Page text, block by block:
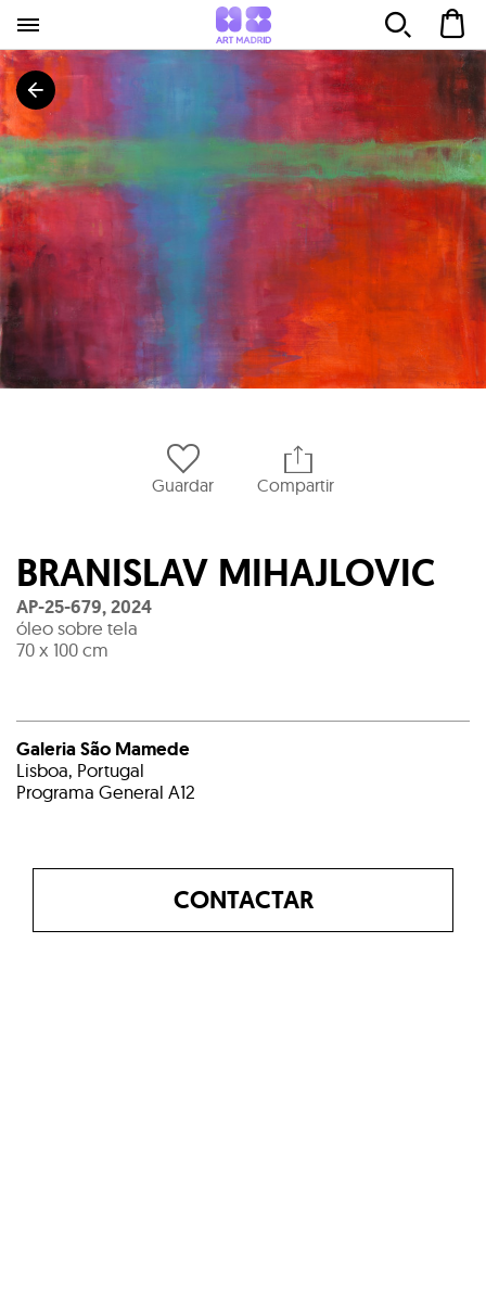
Guardar Compartir
BRANISLAV MIHAJLOVIC
AP-25-679,2024
óleo sobre tela
70 x 100 cm
Galeria São Mamede
Lisboa, Portugal
Programa General A12
CONTACTAR